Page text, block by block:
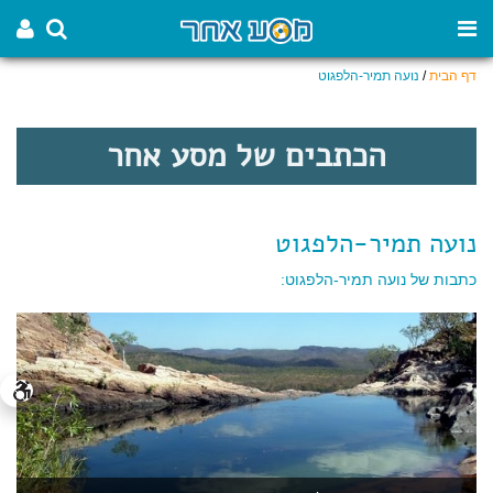
דף הבית/ נועה תמיר-הלפגוט
הכתבים של מסע אחר
נועה תמיר-הלפגוט
כתבות של נועה תמיר-הלפגוט: